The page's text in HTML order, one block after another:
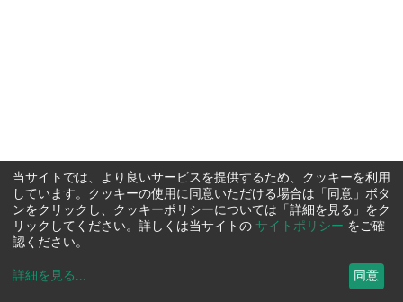
当サイトでは、より良いサービスを提供するため、クッキーを利用
しています。クッキーの使用に同意いただける場合は「同意」ボタ
ンをクリックし、クッキーポリシーについては「詳細を見る」をク
リックしてください。詳しくは当サイトの サイトポリシー をご確
認ください。
詳細を見る ... 同意